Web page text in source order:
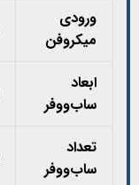
ورودی
میکروفن
ابعاد
ساب‌ووفر
تعداد
ساب‌ووفر